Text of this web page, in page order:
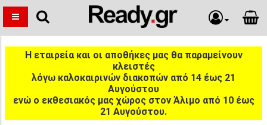
Η εταιρεία και οι αποθήκες μας θα παραμείνουν
κλειστές
λόγω καλοκαιρινών διακοπών από 14 έως 21
Αυγούστου
ενώ ο εκθεσιακός μας χώρος στον Άλιμο από 10 έως
21 Αυγούστου.